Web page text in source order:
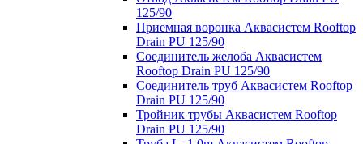
125/90
Приемная воронка Аквасистем Rooftop
Drain PU 125/90
Соединитель желоба Аквасистем
Rooftop Drain PU 125/90
Соединитель труб Аквасистем Rooftop
Drain PU 125/90
Тройник трубы Аквасистем Rooftop
Drain PU 125/90